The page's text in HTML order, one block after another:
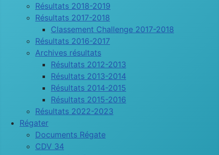
Résultats 2018-2019
Résultats 2017-2018
Classement Challenge 2017-2018
Résultats 2016-2017
Archives résultats
Résultats 2012-2013
Résultats 2013-2014
Résultats 2014-2015
Résultats 2015-2016
Résultats 2022-2023
Régater
Documents Régate
CDV 34